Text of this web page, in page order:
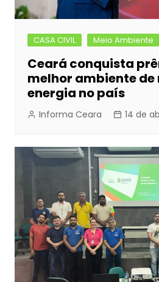
CASA CIVIL Meio Ambiente
Ceará conquista
melhor ambiente de
energia no país
Informa Ceara 14 de